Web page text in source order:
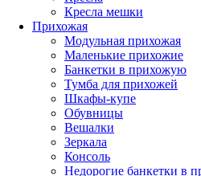
Кресла мешки
Прихожая
Модульная прихожая
Маленькие прихожие
Банкетки в прихожую
Тумба для прихожей
Шкафы-купе
Обувницы
Вешалки
Зеркала
Консоль
Недорогие банкетки в